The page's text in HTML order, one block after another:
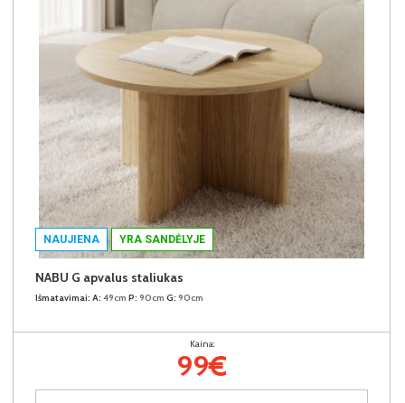
NAUJIENA YRA SANDĖLYJE
NABU G apvalus staliukas
Išmatavimai: A: 49cm P: 90cm G: 90cm
Kaina:
99€